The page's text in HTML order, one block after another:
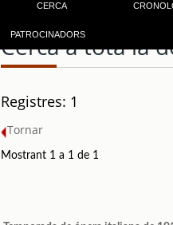
CERCA
PATROCINADORS
Cerca a tota la
Registres: 1
Tornar
Mostrant 1 a 1 de 1